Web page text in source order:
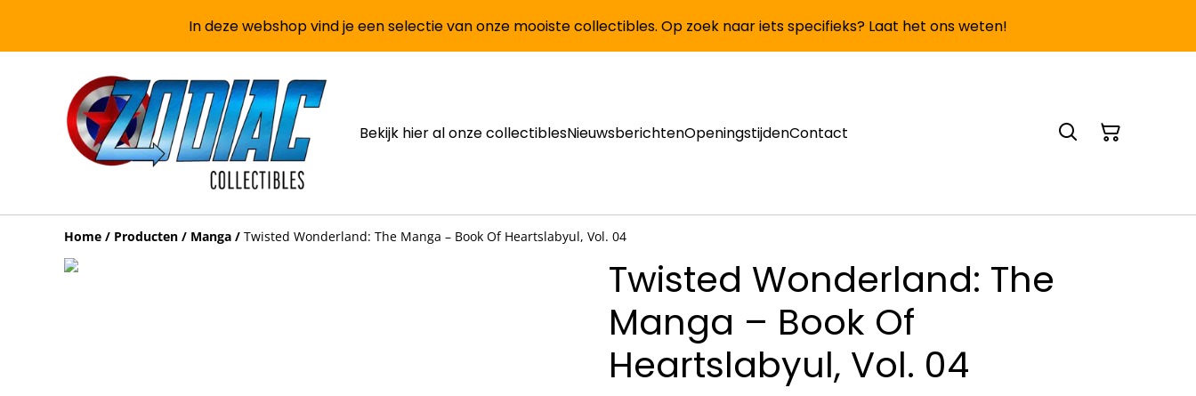
In deze webshop vind je een selectie van onze mooiste collectibles. Op zoek naar iets specifieks? Laat het ons weten!
Bekijk hier al onze collectiblesNieuwsberichtenOpeningstijdenContact
Home / Producten / Manga / Twisted Wonderland: The Manga – Book Of Heartslabyul, Vol. 04
Twisted Wonderland: The
Manga – Book Of
Heartslabyul, Vol. 04